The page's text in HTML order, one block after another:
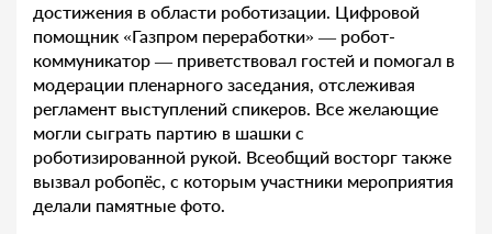
достижения в области роботизации. Цифровой
помощник «Газпром переработки» — робот-
коммуникатор — приветствовал гостей и помогал в
модерации пленарного заседания, отслеживая
регламент выступлений спикеров. Все желающие
могли сыграть партию в шашки с
роботизированной рукой. Всеобщий восторг также
вызвал робопёс, с которым участники мероприятия
делали памятные фото.